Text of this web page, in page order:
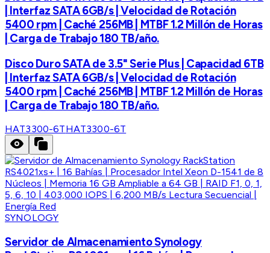
| Interfaz SATA 6GB/s | Velocidad de Rotación
5400 rpm | Caché 256MB | MTBF 1.2 Millón de Horas
| Carga de Trabajo 180 TB/año.
Disco Duro SATA de 3.5" Serie Plus | Capacidad 6TB
| Interfaz SATA 6GB/s | Velocidad de Rotación
5400 rpm | Caché 256MB | MTBF 1.2 Millón de Horas
| Carga de Trabajo 180 TB/año.
HAT3300-6THAT3300-6T
SYNOLOGY
Servidor de Almacenamiento Synology